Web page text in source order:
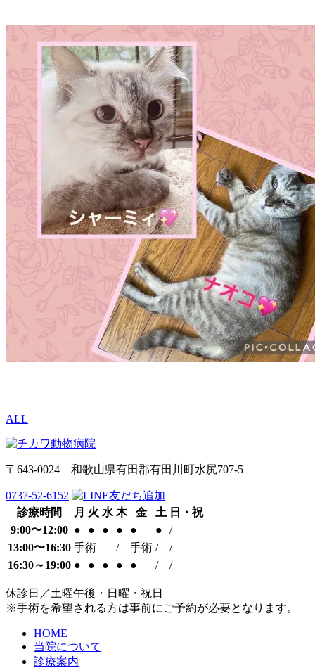
ALL
〒643-0024 和歌山県有田郡有田川町水尻707-5
0737-52-6152
診療時間
月 火 水 木 金 土 日・祝
9:00〜12:00 ● ● ● ● ● ●
/
13:00〜16:30 手術 / 手術 /
/
16:30～19:00 ● ● ● ● ● / /
休診日／土曜午後・日曜・祝日
※手術を希望される方は事前にご予約が必要となります。
HOME
当院について
診療案内